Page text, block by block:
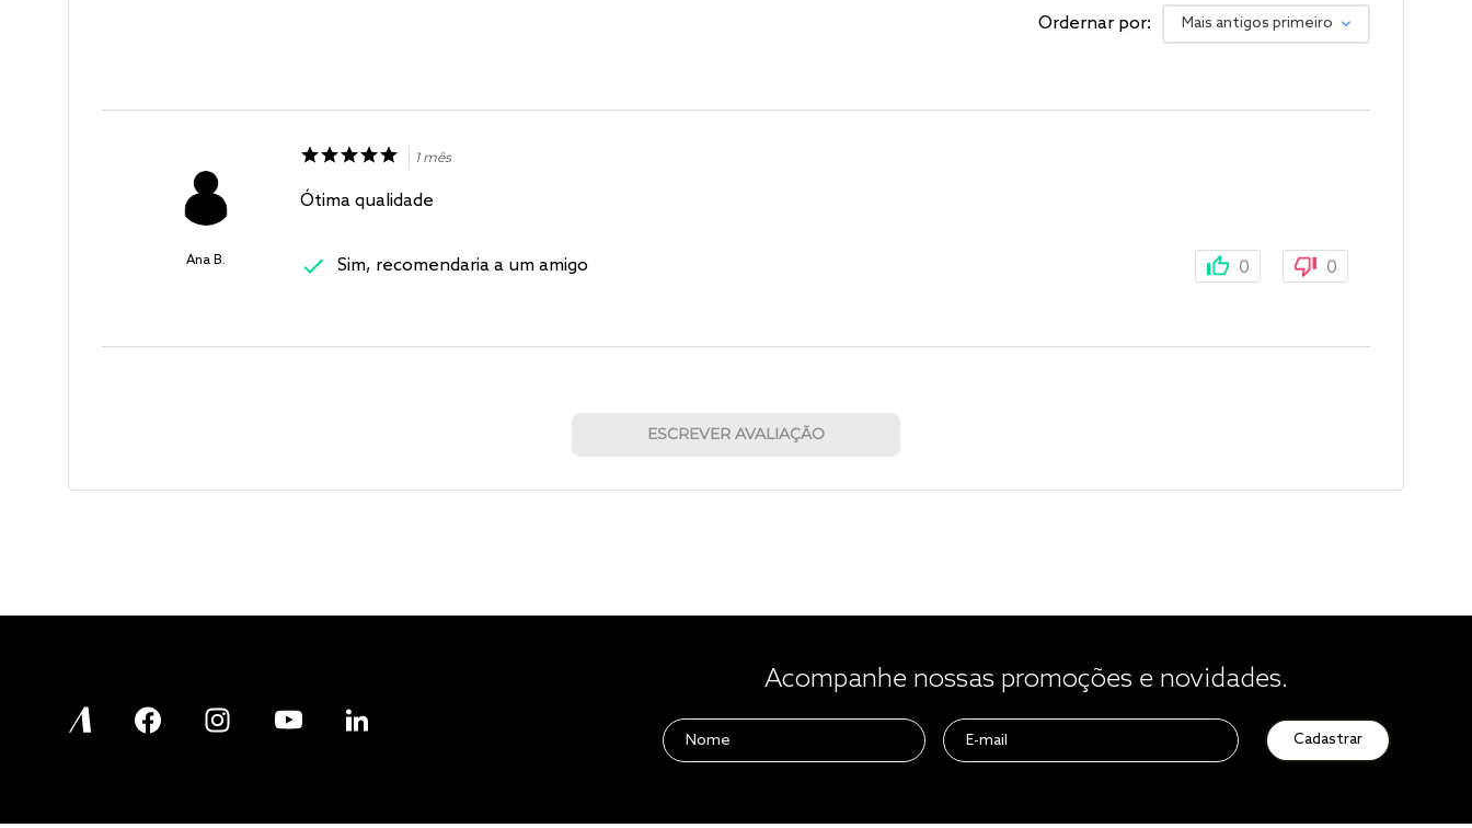
Ordernar por: Mais antigos primeiro
Ana B.
1 mês
Ótima qualidade
Sim, recomendaria a um amigo 0 0
ESCREVER AVALIAÇÃO
Acompanhe nossas promoções e novidades.
Cadastrar